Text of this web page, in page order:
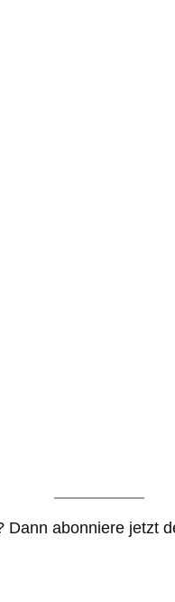
abonniere jetzt